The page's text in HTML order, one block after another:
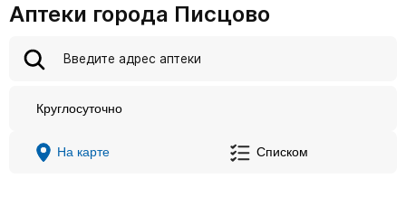
Аптеки города Писцово
Круглосуточно
На карте Списком